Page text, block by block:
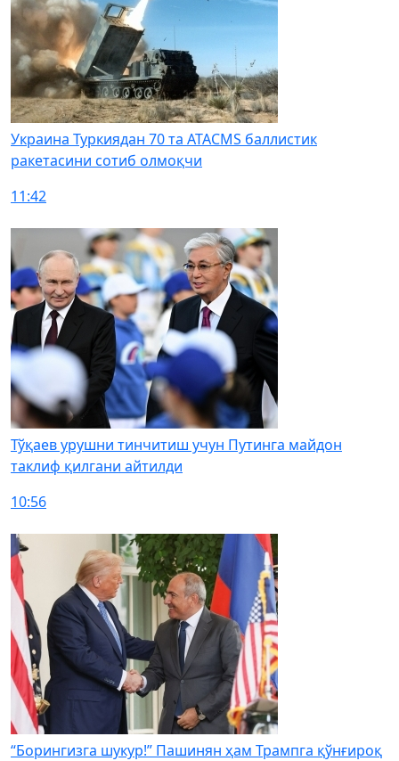
Украина Туркиядан 70 та ATACMS баллистик
ракетасини сотиб олмоқчи
11:42
Тўқаев урушни тинчитиш учун Путинга майдон
таклиф қилгани айтилди
10:56
“Борингизга шукур!” Пашинян ҳам Трампга қўнғироқ